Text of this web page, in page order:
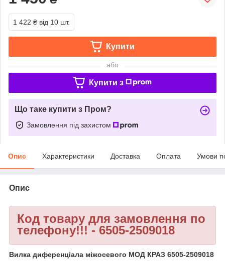
1 422 ₴ від 10 шт.
Купити
або
Купити з
Що таке купити з Пром?
Замовлення під захистом
Опис Характеристики Доставка Оплата Умови
Опис
Код товару для замовлення по
телефону!!! - 6505-2509018
Вилка диференціала міжосевого МОД КРАЗ 6505-2509018